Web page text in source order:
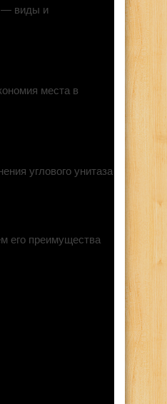
— виды и
места в
углового унитаза
его преимущества